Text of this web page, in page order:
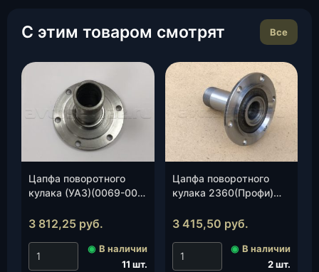
С этим товаром смотрят Все
Цапфа поворотного
кулака (УАЗ)(0069-00-
3 812,25 руб.
◉ В наличии
11 шт.
Цапфа поворотного
кулака 2360(Профи)
(4х2), шт.
3 415,50 руб.
◉ В наличии
2 шт.